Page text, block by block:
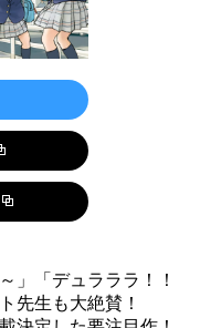
」「デュラララ！！
先生も大絶賛！